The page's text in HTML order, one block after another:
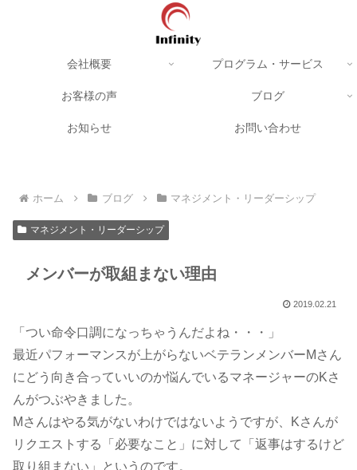
会社概要 プログラム・サービス
お客様の声 ブログ
お知らせ お問い合わせ
ホーム ブログ マネジメント・リーダーシップ
マネジメント・リーダーシップ
メンバーが取組まない理由
2019.02.21
「つい命令口調になっちゃうんだよね・・・」
最近パフォーマンスが上がらないベテランメンバーMさん
にどう向き合っていいのか悩んでいるマネージャーのKさ
んがつぶやきました。
Mさんはやる気がないわけではないようですが、Kさんが
リクエストする「必要なこと」に対して「返事はするけど
取り組まない」というのです。